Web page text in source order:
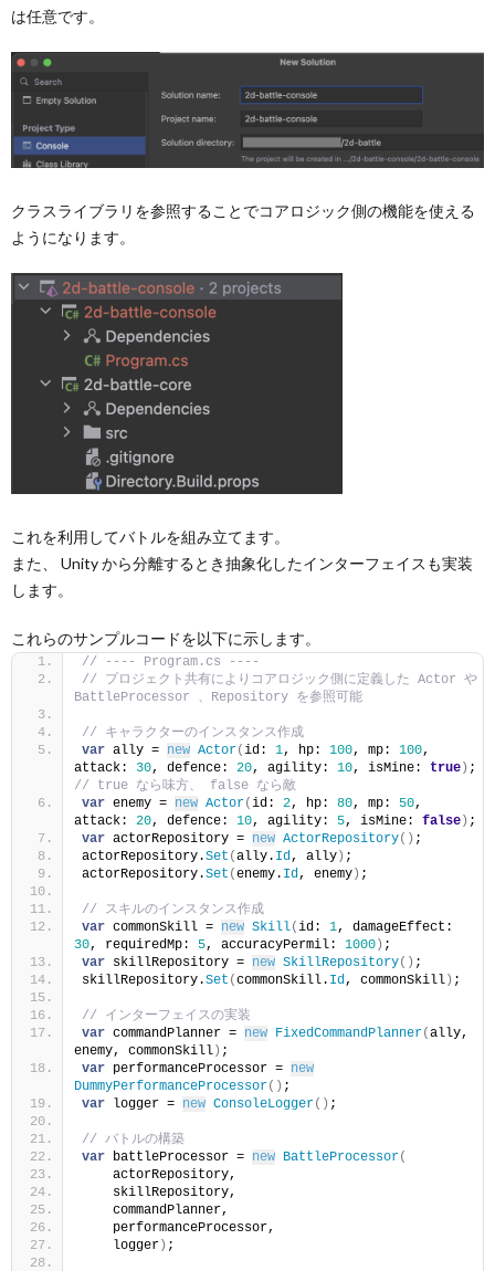
は任意です。
クラスライブラリを参照することでコアロジック側の機能を使える
ようになります。
これを利用してバトルを組み立てます。
また、 Unity から分離するとき抽象化したインターフェイスも実装
します。
これらのサンプルコードを以下に示します。
// ---- Program.cs ----
// プロジェクト共有によりコアロジック側に定義した Actor や
BattleProcessor 、Repository を参照可能
// キャラクターのインスタンス作成
var ally = new Actor(id: 1, hp: 100, mp: 100,
attack: 30, defence: 20, agility: 10, isMine: true)
// true なら味方、 false なら敵
var enemy = new Actor(id: 2, hp: 80, mp: 50,
attack: 20, defence: 10, agility: 5, isMine: false) ;
var actorRepository = new ActorRepository() ;
actorRepository.Set (ally. Id, ally) ;
actorRepository.Set (enemy. Id, enemy) ;
// スキルのインスタンス作成
var commonSkill = new Skill(id: 1
30, requiredMp: 5, accuracyPermil: 1000) ;
var skillRepository = new SkillRepository() ;
skillRepository.Set (commonSkill. Id, commonSkill) ;
// インターフェイスの実装
var commandPlanner = new FixedCommandPlanner(ally,
enemy, commonSkill) ;
var performanceProcessor = new
DummyPerformanceProcessor() ;
var logger = new ConsoleLogger() ;
// バトルの構築
var battleProcessor = new BattleProcessor(
    actorRepository,
    skillRepository,
    commandPlanner,
    performanceProcessor,
    logger
) ;